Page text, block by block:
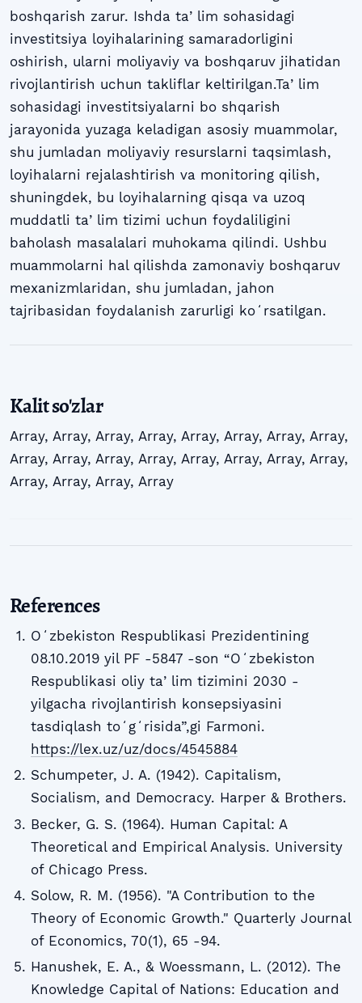
boshqarish zarur. Ishda taʼlim sohasidagi
investitsiya loyihalarining samaradorligini
oshirish, ularni moliyaviy va boshqaruv jihatidan
rivojlantirish uchun takliflar keltirilgan.Taʼlim
sohasidagi investitsiyalarni bo shqarish
jarayonida yuzaga keladigan asosiy muammolar,
shu jumladan moliyaviy resurslarni taqsimlash,
loyihalarni rejalashtirish va monitoring qilish,
shuningdek, bu loyihalarning qisqa va uzoq
muddatli taʼlim tizimi uchun foydaliligini
baholash masalalari muhokama qilindi. Ushbu
muammolarni hal qilishda zamonaviy boshqaruv
mexanizmlaridan, shu jumladan, jahon
tajribasidan foydalanish zarurligi koʻrsatilgan.
Kalit so'zlar
Array, Array, Array, Array, Array, Array, Array, Array,
Array, Array, Array, Array, Array, Array, Array, Array,
Array, Array, Array, Array
References
Oʻzbekiston Respublikasi Prezidentining
08.10.2019 yil PF -5847 -son “Oʻzbekiston
Respublikasi oliy taʼlim tizimini 2030 -
yilgacha rivojlantirish konsepsiyasini
tasdiqlash toʻgʻrisida”,gi Farmoni.
https://lex.uz/uz/docs/4545884
Schumpeter, J. A. (1942). Capitalism,
Socialism, and Democracy. Harper & Brothers.
Becker, G. S. (1964). Human Capital: A
Theoretical and Empirical Analysis. University
of Chicago Press.
Solow, R. M. (1956). "A Contribution to the
Theory of Economic Growth." Quarterly Journal
of Economics, 70(1), 65 -94.
Hanushek, E. A., & Woessmann, L. (2012). The
Knowledge Capital of Nations: Education and